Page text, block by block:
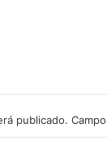
publicado.